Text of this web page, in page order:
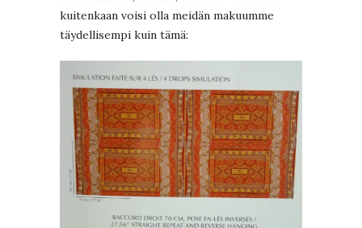
kuitenkaan voisi olla meidän makuumme
täydellisempi kuin tämä: